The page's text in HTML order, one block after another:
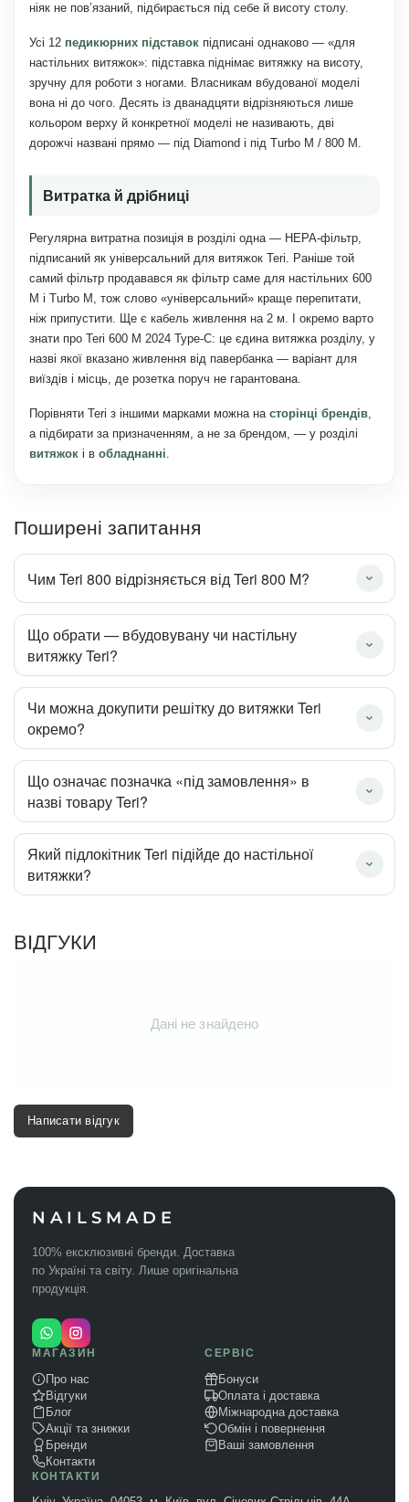
ніяк не пов’язаний, підбирається під себе й висоту столу.
Усі 12 педикюрних підставок підписані однаково — «для
настільних витяжок»: підставка піднімає витяжку на висоту,
зручну для роботи з ногами. Власникам вбудованої моделі
вона ні до чого. Десять із дванадцяти відрізняються лише
кольором верху й конкретної моделі не називають, дві
дорожчі названі прямо — під Diamond і під Turbo M / 800 M.
Витратка й дрібниці
Регулярна витратна позиція в розділі одна — HEPA-фільтр,
підписаний як універсальний для витяжок Teri. Раніше той
самий фільтр продавався як фільтр саме для настільних 600
M і Turbo M, тож слово «універсальний» краще перепитати,
ніж припустити. Ще є кабель живлення на 2 м. І окремо варто
знати про Teri 600 M 2024 Type-C: це єдина витяжка розділу, у
назві якої вказано живлення від павербанка — варіант для
виїздів і місць, де розетка поруч не гарантована.
Порівняти Teri з іншими марками можна насторінці брендів,
а підбирати за призначенням, а не за брендом, — у розділі
витяжок і вобладнанні.
Поширені запитання
Чим Teri 800 відрізняється від Teri 800 M?
Що обрати — вбудовувану чи настільну
витяжку Teri?
Чи можна докупити решітку до витяжки Teri
окремо?
Що означає позначка «під замовлення» в
назві товару Teri?
Який підлокітник Teri підійде до настільної
витяжки?
ВІДГУКИ
Дані не знайдено
Написати відгук
NAILSMADE
100% ексклюзивні бренди. Доставка
по Україні та світу. Лише оригінальна
продукція.
МАГАЗИН
Про нас
Відгуки
Блог
Акції та знижки
Бренди
Контакти
СЕРВІС
Бонуси
Оплата і доставка
Міжнародна доставка
Обмін і повернення
Ваші замовлення
КОНТАКТИ